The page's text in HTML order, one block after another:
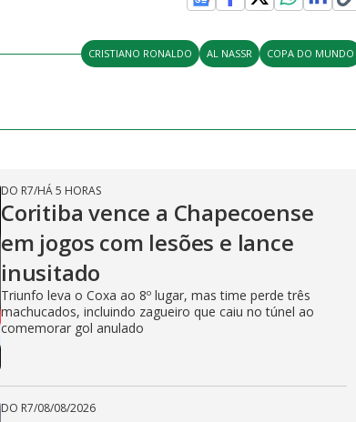
CRISTIANO RONALDO AL NASSR COPA DO MUNDO
DO R7/HÁ 5 HORAS
Coritiba vence a Chapecoense
em jogos com lesões e lance
inusitado
Triunfo leva o Coxa ao 8º lugar, mas time perde três
machucados, incluindo zagueiro que caiu no túnel ao
comemorar gol anulado
DO R7/08/08/2026